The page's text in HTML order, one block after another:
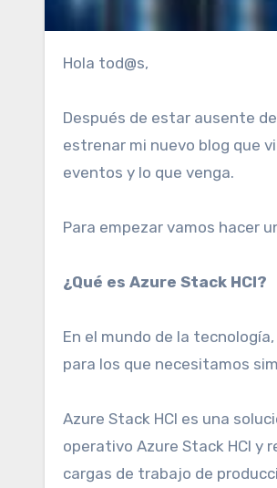
Hola tod@s,
Después de estar ausente
estrenar mi nuevo blog que
eventos y lo que venga.
Para empezar vamos hacer
¿Qué es Azure Stack HCI?
En el mundo de la
para los que necesitamos
Azure Stack HCI es una
operativo Azure Stack HCI y
cargas de trabajo de